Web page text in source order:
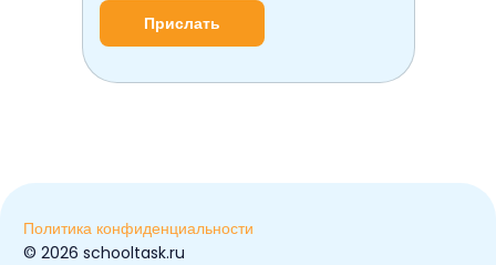
Прислать
© ️2026 schooltask.ru
Политика конфиденциальности